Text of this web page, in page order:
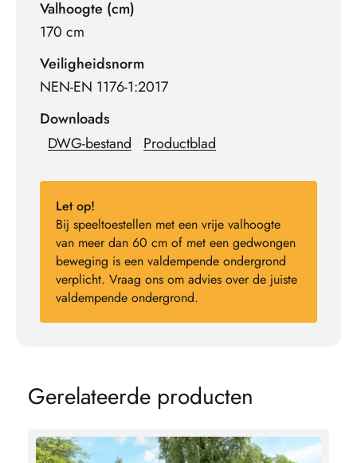
Valhoogte (cm)
170 cm
Veiligheidsnorm
NEN-EN 1176-1:2017
Downloads
DWG-bestand
Productblad
Let op!
Bij speeltoestellen met een vrije valhoogte
van meer dan 60 cm of met een gedwongen
beweging is een valdempende ondergrond
verplicht. Vraag ons om advies over de juiste
valdempende ondergrond.
Gerelateerde producten